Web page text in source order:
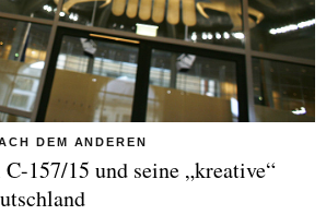
DEM ANDEREN
157/15 und seine „kreative“